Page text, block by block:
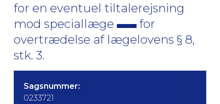
for en eventuel tiltalerejsning
mod speciallæge
for
overtrædelse af lægelovens § 8,
stk. 3.
Sagsnummer:
0233721